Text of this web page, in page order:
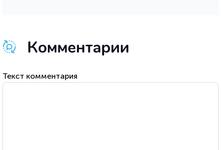
Комментарии
Текст комментария